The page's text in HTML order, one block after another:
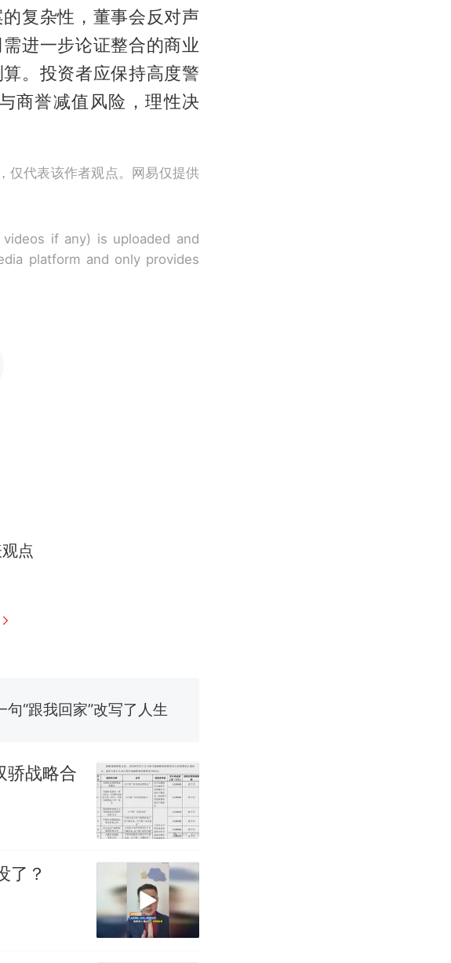
复杂性，董事会反对声
进一步论证整合的商业
。投资者应保持高度警
商誉减值风险，理性决
仅代表该作者观点。网易仅提供
if any) is uploaded and
platform and only provides
点
评出？中国烹饪协会回应
1天等它长大：挖了140多
击者直呼震惊 （视频来源：
“跟我回家”改写了人生
骄战略合
了？